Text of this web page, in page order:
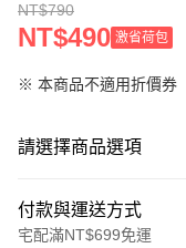
NT$790
NT$490 激省荷包
※ 本商品不適用折價券
請選擇商品選項
付款與運送方式
宅配滿NT$699免運